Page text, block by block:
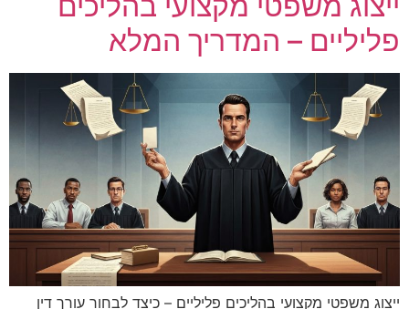
פליליים – המדריך המלא
ייצוג משפטי מקצועי בהליכים פליליים – כיצד לבחור עורך דין